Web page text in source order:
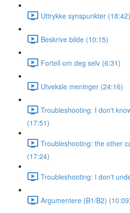
Uttrykke synspunkter (18:42)
Beskrive bilde (10:15)
Fortell om deg selv (6:31)
Utveksle meninger (24:16)
Troubleshooting: I don't
(17:51)
Troubleshooting: the other
(17:24)
Troubleshooting: I don't
Argumentere (B1/B2)